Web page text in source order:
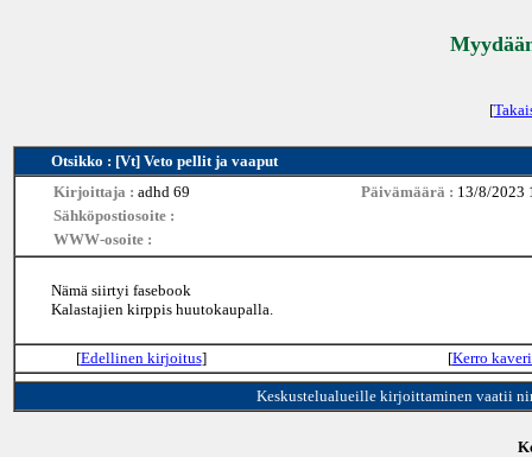
[
Otsikko : [Vt] Veto pellit ja vaaput
Kirjoittaja : adhd 69 Päivämäärä : 13/8/2023
Sähköpostiosoite :
WWW-osoite :
Nämä siirtyi fasebook
Kalastajien kirppis huutokaupalla.
[Edellinen kirjoitus] [Kerro
Keskustelualueille kirjoittaminen vaatii